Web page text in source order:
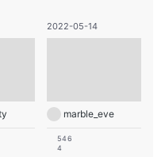
2022-05-14
marble_eve
546
4